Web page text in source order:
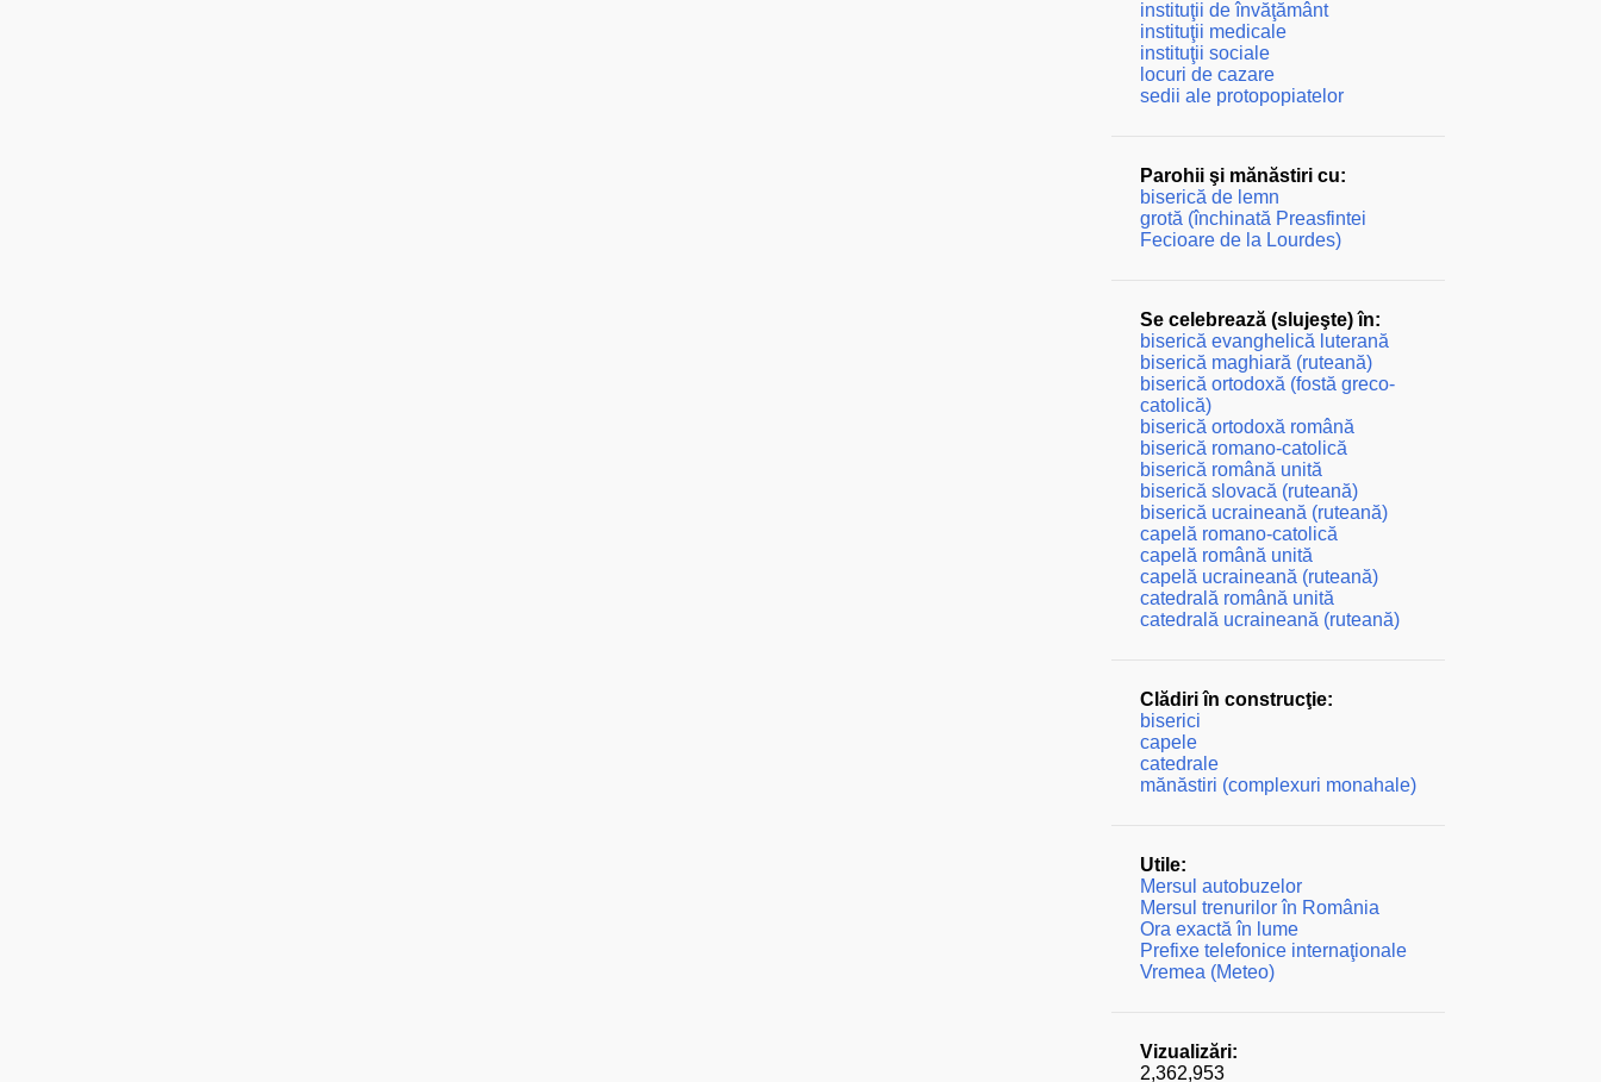
instituţii de învăţământ
instituţii medicale
instituţii sociale
locuri de cazare
sedii ale protopopiatelor
Parohii şi mănăstiri cu:
biserică de lemn
grotă (închinată Preasfintei
Fecioare de la Lourdes)
Se celebrează (slujeşte) în:
biserică evanghelică luterană
biserică maghiară (ruteană)
biserică ortodoxă (fostă greco-
catolică)
biserică ortodoxă română
biserică romano-catolică
biserică română unită
biserică slovacă (ruteană)
biserică ucraineană (ruteană)
capelă romano-catolică
capelă română unită
capelă ucraineană (ruteană)
catedrală română unită
catedrală ucraineană (ruteană)
Clădiri în construcţie:
biserici
capele
catedrale
mănăstiri (complexuri monahale)
Utile:
Mersul autobuzelor
Mersul trenurilor în România
Ora exactă în lume
Prefixe telefonice internaţionale
Vremea (Meteo)
Vizualizări:
2,362,953